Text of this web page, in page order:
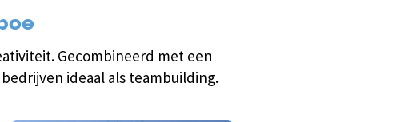
Gecombineerd met een
ideaal als teambuilding.